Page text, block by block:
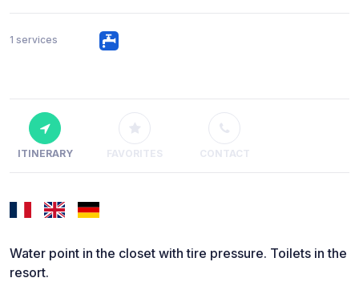
1 services
ITINERARY FAVORITES CONTACT
Water point in the closet with tire pressure. Toilets in the
resort.